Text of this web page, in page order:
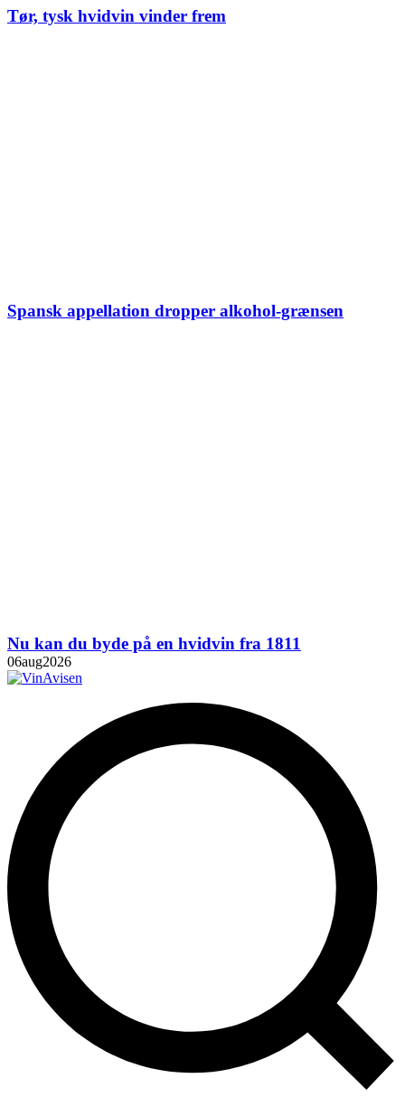
Tør, tysk hvidvin vinder frem
Spansk appellation dropper alkohol-grænsen
Nu kan du byde på en hvidvin fra 1811
06aug2026